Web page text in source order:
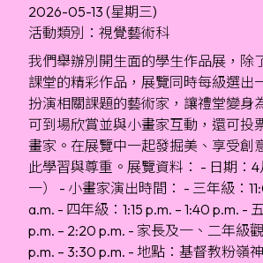
2026-05-13 (星期三)
活動類別：視覺藝術科
我們舉辦別開生面的學生作品展，除
課堂的精彩作品，展覽同時每級選出
扮演相關課題的藝術家，讓禮堂變身
可到場欣賞並與小畫家互動，還可投
畫家。在展覽中一起發掘美、享受創
此學習與尊重。展覽資料： - 日期：
一） - 小畫家演出時間： - 三年級：
a.m. - 四年級：1:15 p.m. – 1:40 p.m. -
p.m. – 2:20 p.m. - 家長及一、二年級
p.m. – 3:30 p.m. - 地點：基督教粉嶺